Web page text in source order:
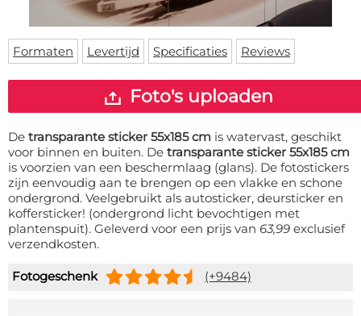
Vloermat
Skateboard deck
Levertijden
Inloggen
WhatsApp
Formaten Levertijd Specificaties Reviews
Foto's uploaden
De transparante sticker 55x185 cm is watervast, geschikt
voor binnen en buiten. De transparante sticker 55x185 cm
is voorzien van een beschermlaag (glans). De fotostickers
zijn eenvoudig aan te brengen op een vlakke en schone
ondergrond. Veelgebruikt als autosticker, deursticker en
koffersticker! (ondergrond licht bevochtigen met
plantenspuit). Geleverd voor een prijs van 63,99 exclusief
verzendkosten.
Fotogeschenk (+9484)